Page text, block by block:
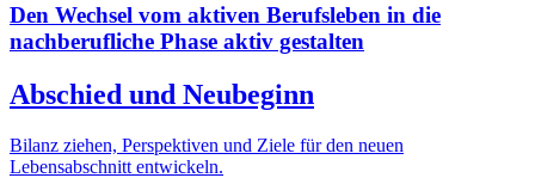
Den Wechsel vom aktiven Berufsleben in die
nachberufliche Phase aktiv gestalten
Abschied und Neubeginn
Bilanz ziehen, Perspektiven und Ziele für den neuen
Lebensabschnitt entwickeln.